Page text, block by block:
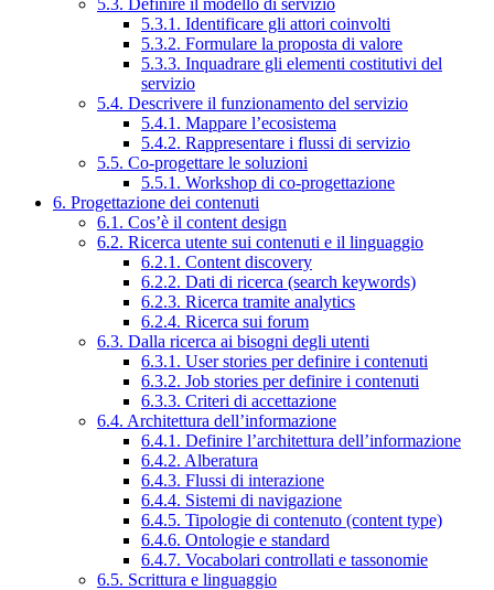
5.3.1. Identificare gli attori coinvolti
5.3.2. Formulare la proposta di valore
5.3.3. Inquadrare gli elementi costitutivi del
servizio
5.4. Descrivere il funzionamento del servizio
5.4.1. Mappare l’ecosistema
5.4.2. Rappresentare i flussi di servizio
5.5. Co-progettare le soluzioni
5.5.1. Workshop di co-progettazione
6. Progettazione dei contenuti
6.1. Cos’è il content design
6.2. Ricerca utente sui contenuti e il linguaggio
6.2.1. Content discovery
6.2.2. Dati di ricerca (search keywords)
6.2.3. Ricerca tramite analytics
6.2.4. Ricerca sui forum
6.3. Dalla ricerca ai bisogni degli utenti
6.3.1. User stories per definire i contenuti
6.3.2. Job stories per definire i contenuti
6.3.3. Criteri di accettazione
6.4. Architettura dell’informazione
6.4.1. Definire l’architettura dell’informazione
6.4.2. Alberatura
6.4.3. Flussi di interazione
6.4.4. Sistemi di navigazione
6.4.5. Tipologie di contenuto (content type)
6.4.6. Ontologie e standard
6.4.7. Vocabolari controllati e tassonomie
6.5. Scrittura e linguaggio